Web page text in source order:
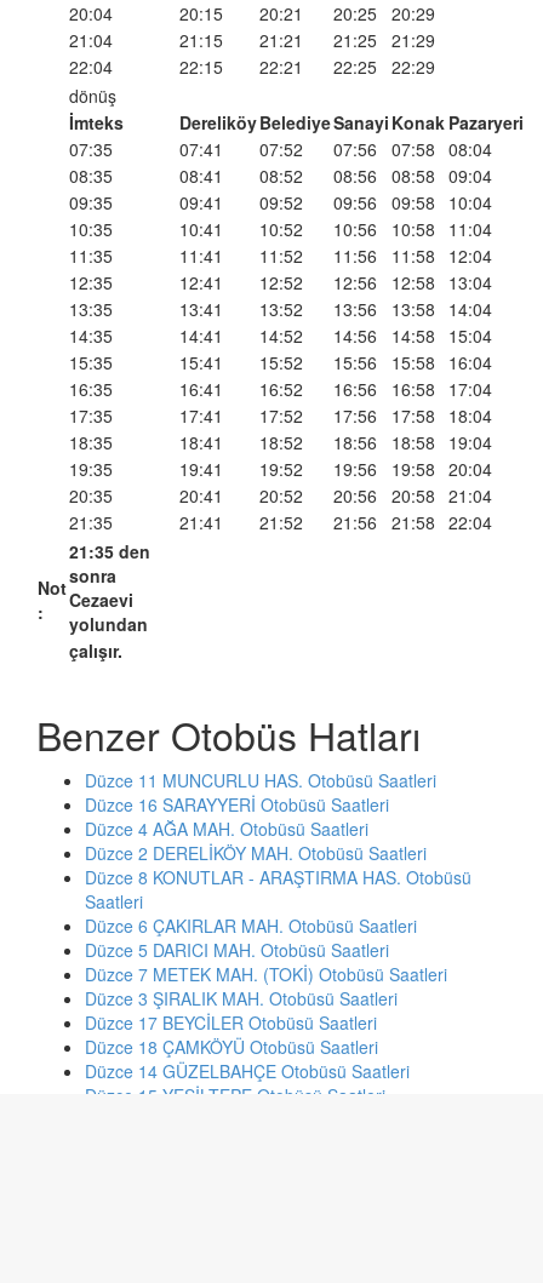
20:04
20:15 20:21 20:25 20:29
21:04
21:15 21:21 21:25 21:29
22:04
22:15 22:21 22:25 22:29
dönüş
İmteks
DereliköyBelediyeSanayi Konak Pazaryeri
07:35
07:41 07:52 07:56 07:58 08:04
08:35
08:41 08:52 08:56 08:58 09:04
09:35
09:41 09:52 09:56 09:58
10:04
10:35
10:41 10:52 10:56 10:58
11:04
11:35
11:41 11:52 11:56 11:58
12:04
12:35
12:41 12:52 12:56 12:58
13:04
13:35
13:41 13:52 13:56 13:58
14:04
14:35
14:41 14:52 14:56 14:58
15:04
15:35
15:41 15:52 15:56 15:58
16:04
16:35
16:41 16:52 16:56 16:58
17:04
17:35
17:41 17:52 17:56 17:58
18:04
18:35
18:41 18:52 18:56 18:58
19:04
19:35
19:41 19:52 19:56 19:58 20:04
20:35
20:41 20:52 20:56 20:58 21:04
21:35
21:41 21:52 21:56 21:58 22:04
Not
:
21:35 den
sonra
Cezaevi
yolundan
çalışır.
Benzer Otobüs Hatları
Düzce 11 MUNCURLU HAS. Otobüsü Saatleri
Düzce 16 SARAYYERİ Otobüsü Saatleri
Düzce 4 AĞA MAH. Otobüsü Saatleri
Düzce 2 DERELİKÖY MAH. Otobüsü Saatleri
Düzce 8 KONUTLAR - ARAŞTIRMA HAS. Otobüsü
Saatleri
Düzce 6 ÇAKIRLAR MAH. Otobüsü Saatleri
Düzce 5 DARICI MAH. Otobüsü Saatleri
Düzce 7 METEK MAH. (TOKİ) Otobüsü Saatleri
Düzce 3 ŞIRALIK MAH. Otobüsü Saatleri
Düzce 17 BEYCİLER Otobüsü Saatleri
Düzce 18 ÇAMKÖYÜ Otobüsü Saatleri
Düzce 14 GÜZELBAHÇE Otobüsü Saatleri
Düzce 15 YEŞİLTEPE Otobüsü Saatleri